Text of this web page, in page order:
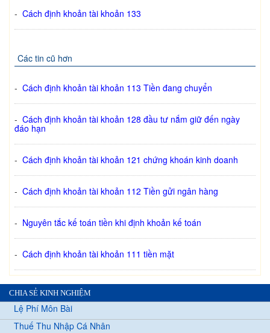
- Cách định khoản tài khoản 133
Các tin cũ hơn
- Cách định khoản tài khoản 113 Tiền đang chuyển
- Cách định khoản tài khoản 128 đầu tư nắm giữ đến ngày
đáo hạn
- Cách định khoản tài khoản 121 chứng khoán kinh doanh
- Cách định khoản tài khoản 112 Tiền gửi ngân hàng
- Nguyên tắc kế toán tiền khi định khoản kế toán
- Cách định khoản tài khoản 111 tiền mặt
CHIA SẺ KINH NGHIỆM
Lệ Phí Môn Bài
Thuế Thu Nhập Cá Nhân